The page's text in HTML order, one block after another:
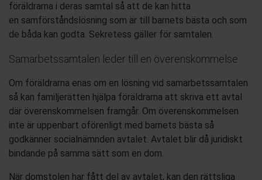
föräldrarna i deras samtal så att de kan hitta
en samförståndslösning som är till barnets bästa och som
de båda kan godta. Sekretess gäller för samtalen.
Samarbetssamtalen leder till en överenskommelse
Om föräldrarna enas om en lösning vid samarbetssamtalen
så kan familjerätten hjälpa föräldrarna att skriva ett avtal
där överenskommelsen framgår. Om överenskommelsen
inte är uppenbart oförenligt med barnets bästa så
godkänner socialnämnden avtalet. Avtalet blir då juridiskt
bindande på samma sätt som en dom.
När domstolen har fått del av avtalet, kan den rättsliga